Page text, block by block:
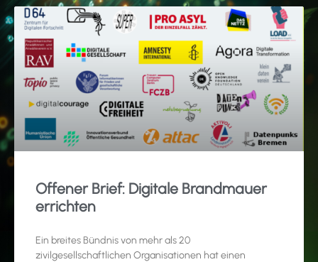
Offener Brief: Digitale Brandmauer
errichten
Ein breites Bündnis von mehr als 20
zivilgesellschaftlichen Organisationen hat einen